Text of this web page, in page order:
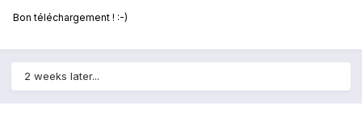
Bon téléchargement ! :-)
2 weeks later...